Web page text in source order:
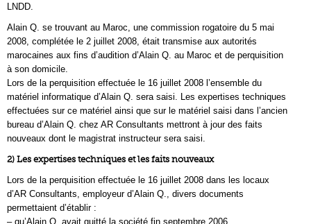
LNDD.
Alain Q. se trouvant au Maroc, une commission rogatoire du 5 mai
2008, complétée le 2 juillet 2008, était transmise aux autorités
marocaines aux fins d’audition d’Alain Q. au Maroc et de perquisition
à son domicile.
Lors de la perquisition effectuée le 16 juillet 2008 l’ensemble du
matériel informatique d’Alain Q. sera saisi. Les expertises techniques
effectuées sur ce matériel ainsi que sur le matériel saisi dans l’ancien
bureau d’Alain Q. chez AR Consultants mettront à jour des faits
nouveaux dont le magistrat instructeur sera saisi.
2) Les expertises techniques et les faits nouveaux
Lors de la perquisition effectuée le 16 juillet 2008 dans les locaux
d’AR Consultants, employeur d’Alain Q., divers documents
permettaient d’établir :
– qu’Alain Q. avait quitté la société fin septembre 2006,